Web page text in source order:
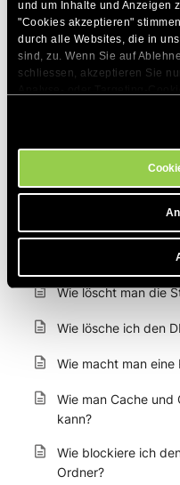
und um Inhalte und Anzeigen
"Cookies akzeptieren"
durch alle Websites, die in
sind, zu. Wenn Sie auf
schliessen, akzeptieren Sie
. Sie können Ihre
Warum sieht meine
Browsern
Wie kann ich den
auf dem Browser
erlauben/
Wie leite ich alle
andere Website um?
Wie kann ich Ping-
Mac OS durchführen?
Wie kann ich
Linux und Mac OS
Wie löscht man die
Wie lösche ich den
Wie macht man
Wie man Cache und
kann?
Wie blockiere ich
Ordner?